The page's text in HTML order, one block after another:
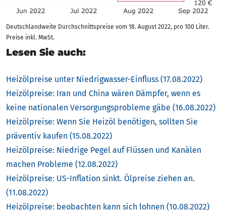
Deutschlandweite Durchschnittspreise vom 18. August 2022, pro 100 Liter.
Preise inkl. MwSt.
Lesen Sie auch:
Heizölpreise unter Niedrigwasser-Einfluss (17.08.2022)
Heizölpreise: Iran und China wären Dämpfer, wenn es
keine nationalen Versorgungsprobleme gäbe (16.08.2022)
Heizölpreise: Wenn Sie Heizöl benötigen, sollten Sie
präventiv kaufen (15.08.2022)
Heizölpreise: Niedrige Pegel auf Flüssen und Kanälen
machen Probleme (12.08.2022)
Heizölpreise: US-Inflation sinkt. Ölpreise ziehen an.
(11.08.2022)
Heizölpreise: beobachten kann sich lohnen (10.08.2022)